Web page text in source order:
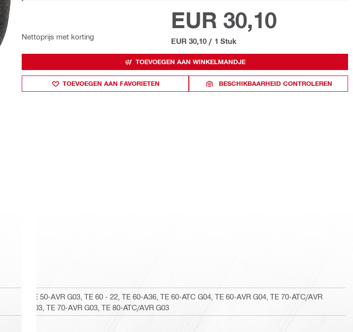
Nettoprijs met korting
EUR 30,10
EUR 30,10 / 1 Stuk
TOEVOEGEN AAN WINKELMANDJE
TOEVOEGEN AAN FAVORIETEN BESCHIKBAARHEID CONTROLEREN
TE 50-AVR G03, TE 60 - 22, TE 60-A36, TE 60-ATC G04, TE 60-AVR G04, TE 70-ATC/AVR
G03, TE 70-AVR G03, TE 80-ATC/AVR G03